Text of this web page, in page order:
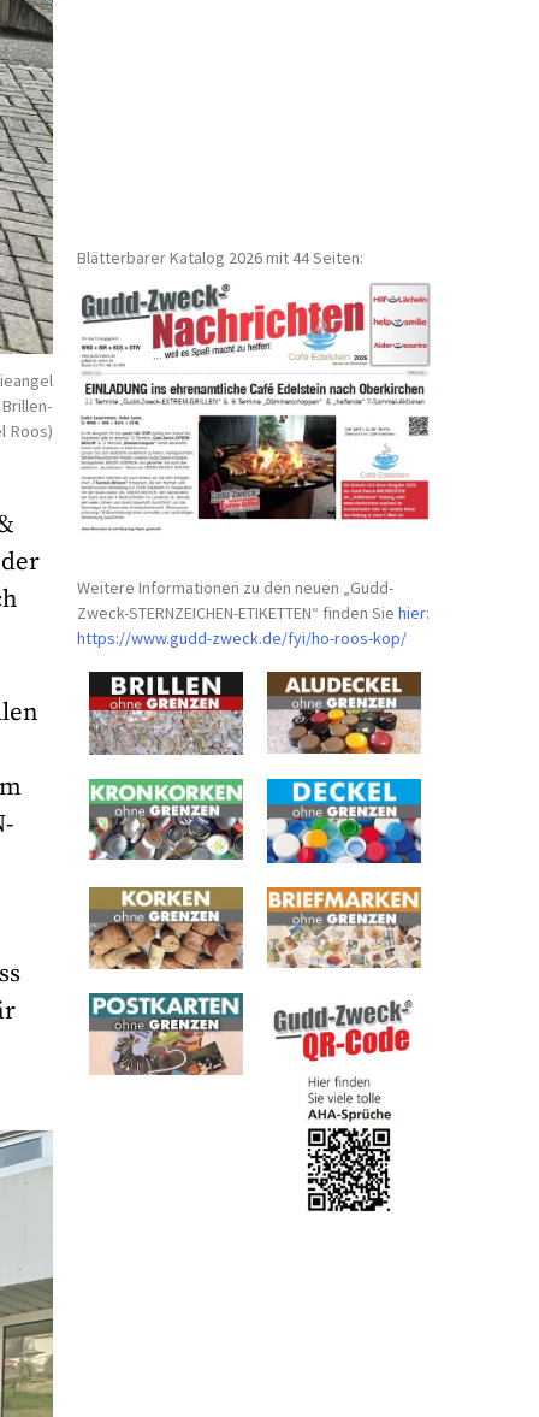
Roos)
Blätterbarer Katalog 2026 mit 44 Seiten:
Weitere Informationen zu den neuen „Gudd-
Zweck-STERNZEICHEN-ETIKETTEN“ finden Siehier:
https://www.gudd-zweck.de/fyi/ho-roos-kop/